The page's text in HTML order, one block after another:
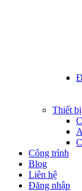
Thiết
Công trình
Blog
Liên hệ
Đăng nhập